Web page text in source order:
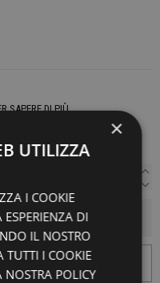
SAPERE DI PIÙ
×
UTILIZZA
I COOKIE
DI
IL NOSTRO
TUTTI I COOKIE
POLICY